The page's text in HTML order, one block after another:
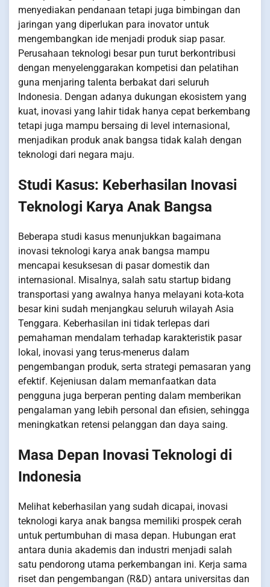
menyediakan pendanaan tetapi juga bimbingan dan
jaringan yang diperlukan para inovator untuk
mengembangkan ide menjadi produk siap pasar.
Perusahaan teknologi besar pun turut berkontribusi
dengan menyelenggarakan kompetisi dan pelatihan
guna menjaring talenta berbakat dari seluruh
Indonesia. Dengan adanya dukungan ekosistem yang
kuat, inovasi yang lahir tidak hanya cepat berkembang
tetapi juga mampu bersaing di level internasional,
menjadikan produk anak bangsa tidak kalah dengan
teknologi dari negara maju.
Studi Kasus: Keberhasilan Inovasi
Teknologi Karya Anak Bangsa
Beberapa studi kasus menunjukkan bagaimana
inovasi teknologi karya anak bangsa mampu
mencapai kesuksesan di pasar domestik dan
internasional. Misalnya, salah satu startup bidang
transportasi yang awalnya hanya melayani kota-kota
besar kini sudah menjangkau seluruh wilayah Asia
Tenggara. Keberhasilan ini tidak terlepas dari
pemahaman mendalam terhadap karakteristik pasar
lokal, inovasi yang terus-menerus dalam
pengembangan produk, serta strategi pemasaran yang
efektif. Kejeniusan dalam memanfaatkan data
pengguna juga berperan penting dalam memberikan
pengalaman yang lebih personal dan efisien, sehingga
meningkatkan retensi pelanggan dan daya saing.
Masa Depan Inovasi Teknologi di
Indonesia
Melihat keberhasilan yang sudah dicapai, inovasi
teknologi karya anak bangsa memiliki prospek cerah
untuk pertumbuhan di masa depan. Hubungan erat
antara dunia akademis dan industri menjadi salah
satu pendorong utama perkembangan ini. Kerja sama
riset dan pengembangan (R&D) antara universitas dan